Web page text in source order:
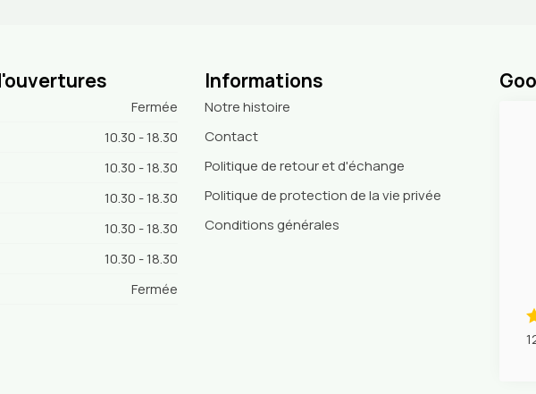
Fermée
10.30 - 18.30
10.30 - 18.30
10.30 - 18.30
10.30 - 18.30
10.30 - 18.30
Fermée
Informations
Notre histoire
Contact
Politique de retour et d'échange
Politique de protection de la vie privée
Conditions générales